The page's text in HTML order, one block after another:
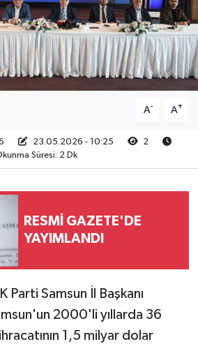
A- A+
23.05.2026 - 10:25
2
Süresi: 2 Dk
RESMİ GAZETE'DE
YAYIMLANDI
Parti Samsun İl Başkanı
2000'li yıllarda 36
1,5 milyar dolar